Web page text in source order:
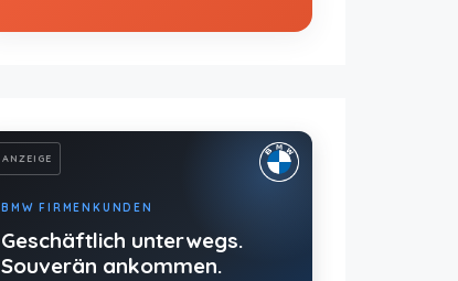
ANZEIGE
BMW FIRMENKUNDEN
Geschäftlich unterwegs.
Souverän ankommen.